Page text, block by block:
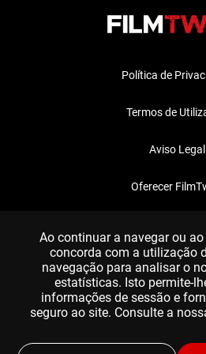
Política de
Termos de
Aviso Legal
Oferecer
Ao continuar a navegar ou
concorda com a utilização
navegação para analisar o
estatísticas. Isto permite-
informações de sessão e
seguro ao site. Consulte a